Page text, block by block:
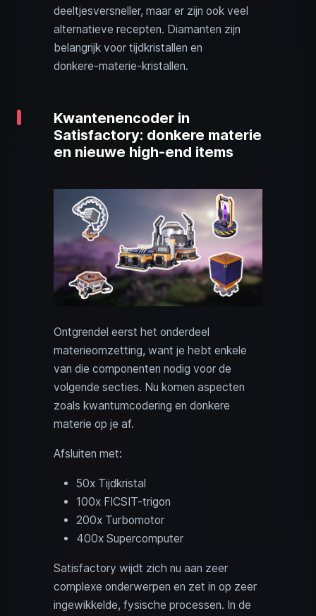
deeltjesversneller, maar er zijn ook veel
alternatieve recepten. Diamanten zijn
belangrijk voor tijdkristallen en
donkere‑materie‑kristallen.
Kwantenencoder in
Satisfactory: donkere materie
en nieuwe high-end items
Ontgrendel eerst het onderdeel
materieomzetting, want je hebt enkele
van die componenten nodig voor de
volgende secties. Nu komen aspecten
zoals kwantumcodering en donkere
materie op je af.
Afsluiten met:
50x Tijdkristal
100x FICSIT-trigon
200x Turbomotor
400x Supercomputer
Satisfactory wijdt zich nu aan zeer
complexe onderwerpen en zet in op zeer
ingewikkelde, fysische processen. In de